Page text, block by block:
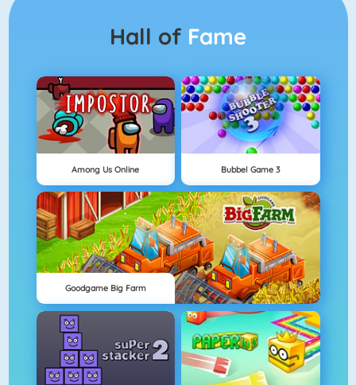
Hall of Fame
Among Us Online Bubbel Game 3
Goodgame Big Farm